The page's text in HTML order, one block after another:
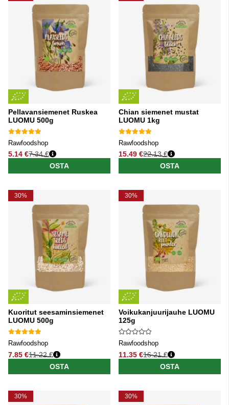
Pellavansiemenet Ruskea
LUOMU 500g
Rawfoodshop
5.14 €
Normaali hinta
7.34 €
OSTA
Chian siemenet mustat
LUOMU 1kg
Rawfoodshop
15.49 €
Normaali hinta
22.13 €
OSTA
30%
Kuoritut seesaminsiemenet
LUOMU 500g
Rawfoodshop
7.85 €
Normaali hinta
11.22 €
OSTA
30%
Voikukanjuurijauhe LUOMU
125g
Rawfoodshop
11.35 €
Normaali hinta
16.21 €
OSTA
30% 30%